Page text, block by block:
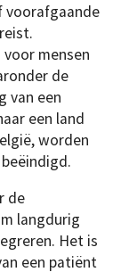
voorafgaande
mensen
de
van een
een land
worden
de
langdurig
Het is
een patiënt